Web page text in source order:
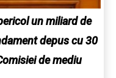
un miliard de
depus cu 30
de mediu